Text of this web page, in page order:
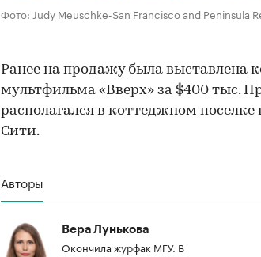
Фото: Judy Meuschke-San Francisco and Peninsula
Ранее на продажу была выставлена
мультфильма «Вверх» за $400 тыс.
располагался в коттеджном
Сити.
Авторы
Вера Лунькова
Окончила журфак МГУ. В